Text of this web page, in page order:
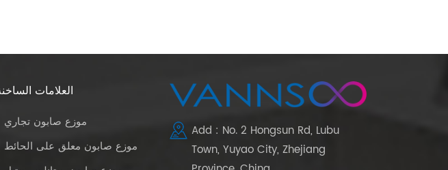
العلامات
موزع صابون تجاري
موزع صابون معلق على الحائط
Add : No. 2 Hongsun Rd, Lubu
Town, Yuyao City, Zhejiang